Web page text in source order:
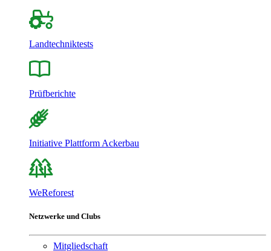
Landtechniktests
Prüfberichte
Initiative Plattform Ackerbau
WeReforest
Netzwerke und Clubs
Mitgliedschaft